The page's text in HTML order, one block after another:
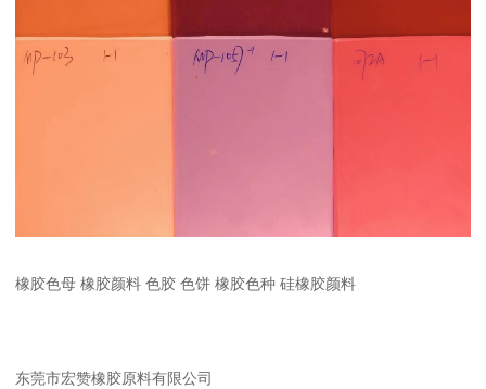
橡胶色母 橡胶颜料 色胶 色饼 橡胶色种 硅橡胶颜料
东莞市宏赞橡胶原料有限公司